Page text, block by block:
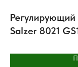
Salzer 8021